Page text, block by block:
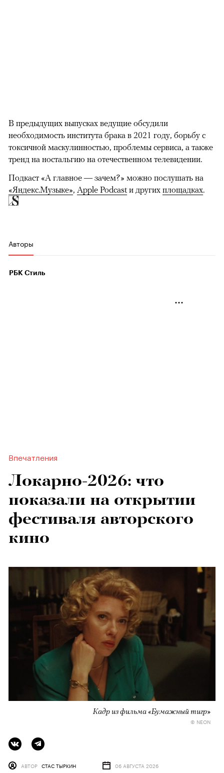
В предыдущих выпусках ведущие обсудили
необходимость института брака в 2021 году, борьбу с
токсичной маскулинностью, проблемы сервиса, а также
тренд на ностальгию на отечественном телевидении.
Подкаст «А главное — зачем?» можно послушать на
«Яндекс.Музыке», Apple Podcast и других площадках.
Авторы
РБК Стиль
Впечатления
Локарно-2026: что
показали на открытии
фестиваля авторского
кино
Кадр из фильма «Бумажный тигр»
© NEON
АВТОР СТАС ТЫРКИН 06 АВГУСТА 2026